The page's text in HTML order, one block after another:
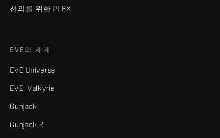
선의를 위한 PLEX
EVE의 세계
EVE Universe
EVE: Valkyrie
Gunjack
Gunjack 2